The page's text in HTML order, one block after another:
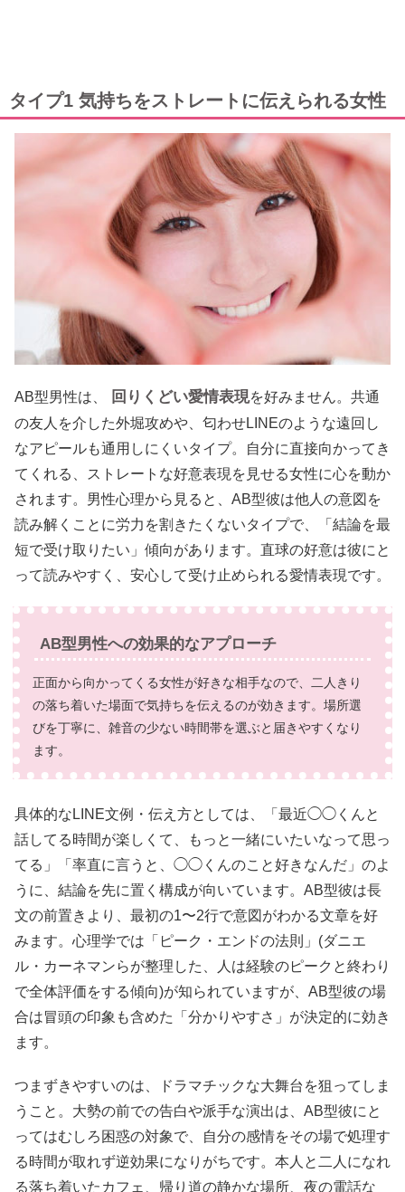
タイプ1 気持ちをストレートに伝えられる女性
AB型男性は、 回りくどい愛情表現を好みません。共通
の友人を介した外堀攻めや、匂わせLINEのような遠回し
なアピールも通用しにくいタイプ。自分に直接向かってき
てくれる、ストレートな好意表現を見せる女性に心を動か
されます。男性心理から見ると、AB型彼は他人の意図を
読み解くことに労力を割きたくないタイプで、「結論を最
短で受け取りたい」傾向があります。直球の好意は彼にと
って読みやすく、安心して受け止められる愛情表現です。
AB型男性への効果的なアプローチ
正面から向かってくる女性が好きな相手なので、二人きり
の落ち着いた場面で気持ちを伝えるのが効きます。場所選
びを丁寧に、雑音の少ない時間帯を選ぶと届きやすくなり
ます。
具体的なLINE文例・伝え方としては、「最近◯◯くんと
話してる時間が楽しくて、もっと一緒にいたいなって思っ
てる」「率直に言うと、◯◯くんのこと好きなんだ」のよ
うに、結論を先に置く構成が向いています。AB型彼は長
文の前置きより、最初の1〜2行で意図がわかる文章を好
みます。心理学では「ピーク・エンドの法則」(ダニエ
ル・カーネマンらが整理した、人は経験のピークと終わり
で全体評価をする傾向)が知られていますが、AB型彼の場
合は冒頭の印象も含めた「分かりやすさ」が決定的に効き
ます。
つまずきやすいのは、ドラマチックな大舞台を狙ってしま
うこと。大勢の前での告白や派手な演出は、AB型彼にと
ってはむしろ困惑の対象で、自分の感情をその場で処理す
る時間が取れず逆効果になりがちです。本人と二人になれ
る落ち着いたカフェ、帰り道の静かな場所、夜の電話な